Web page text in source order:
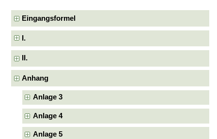
Eingangsformel
I.
II.
Anhang
Anlage 3
Anlage 4
Anlage 5